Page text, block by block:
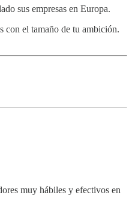
sus empresas en Europa.
con el tamaño de tu ambición.
muy hábiles y efectivos en